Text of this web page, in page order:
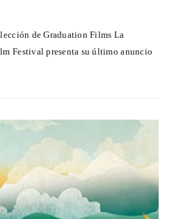
de Graduation Films La
Festival presenta su último anuncio